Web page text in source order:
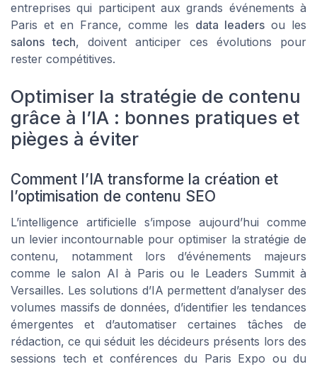
entreprises qui participent aux grands événements à
Paris et en France, comme les data leaders ou les
salons tech, doivent anticiper ces évolutions pour
rester compétitives.
Optimiser la stratégie de contenu
grâce à l’IA : bonnes pratiques et
pièges à éviter
Comment l’IA transforme la création et
l’optimisation de contenu SEO
L’intelligence artificielle s’impose aujourd’hui comme
un levier incontournable pour optimiser la stratégie de
contenu, notamment lors d’événements majeurs
comme le salon AI à Paris ou le Leaders Summit à
Versailles. Les solutions d’IA permettent d’analyser des
volumes massifs de données, d’identifier les tendances
émergentes et d’automatiser certaines tâches de
rédaction, ce qui séduit les décideurs présents lors des
sessions tech et conférences du Paris Expo ou du